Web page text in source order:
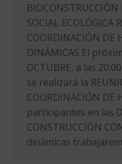
SOCIAL ECOLÓGICA
COORDINACIÓN DE
DINÁMICAS El
OCTUBRE, a las
se realizará la
COORDINACIÓN DE
participantes en las
CONSTRUCCIÓN
dinámicas